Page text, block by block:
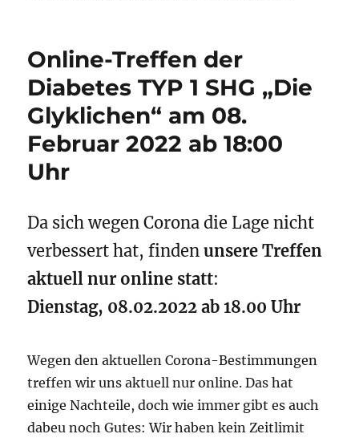
Online-Treffen der
Diabetes TYP 1 SHG „Die
Glyklichen“ am 08.
Februar 2022 ab 18:00
Uhr
Da sich wegen Corona die Lage nicht
verbessert hat, findenunsere Treffen
aktuell nur online statt:
Dienstag, 08.02.2022 ab 18.00 Uhr
Wegen den aktuellen Corona-Bestimmungen
treffen wir uns aktuell nur online. Das hat
einige Nachteile, doch wie immer gibt es auch
dabeu noch Gutes: Wir haben kein Zeitlimit